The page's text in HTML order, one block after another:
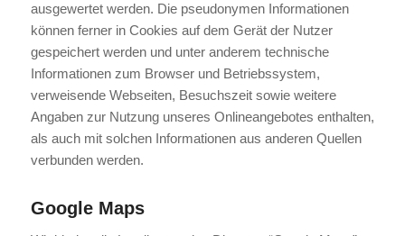
ausgewertet werden. Die pseudonymen Informationen
können ferner in Cookies auf dem Gerät der Nutzer
gespeichert werden und unter anderem technische
Informationen zum Browser und Betriebssystem,
verweisende Webseiten, Besuchszeit sowie weitere
Angaben zur Nutzung unseres Onlineangebotes enthalten,
als auch mit solchen Informationen aus anderen Quellen
verbunden werden.
Google Maps